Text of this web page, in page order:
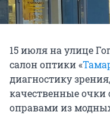
15 июля на улице
салон оптики «
диагностику
качественные
оправами из